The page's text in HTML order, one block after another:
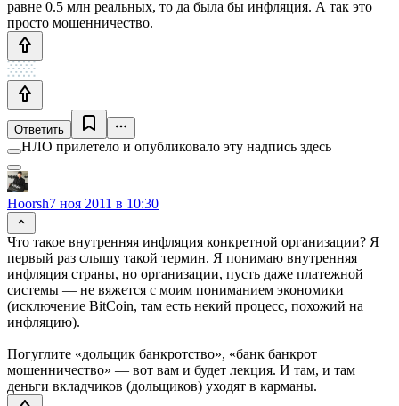
равне 0.5 млн реальных, то да была бы инфляция. А так это
просто мошенничество.
Ответить
НЛО прилетело и опубликовало эту надпись здесь
Hoorsh7 ноя 2011 в 10:30
Что такое внутренняя инфляция конкретной организации? Я
первый раз слышу такой термин. Я понимаю внутренняя
инфляция страны, но организации, пусть даже платежной
системы — не вяжется с моим пониманием экономики
(исключение BitCoin, там есть некий процесс, похожий на
инфляцию).
Погуглите «дольщик банкротство», «банк банкрот
мошенничество» — вот вам и будет лекция. И там, и там
деньги вкладчиков (дольщиков) уходят в карманы.